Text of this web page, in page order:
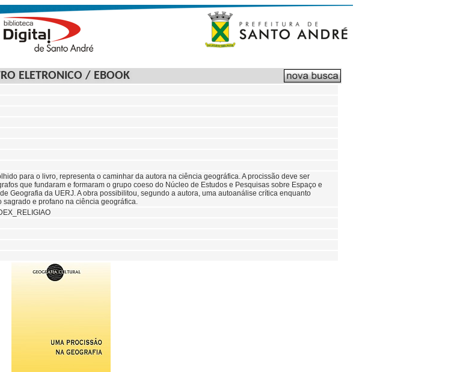
ELETRONICO / EBOOK
para o livro, representa o caminhar da autora na ciência geográfica. A procissão deve ser
que fundaram e formaram o grupo coeso do Núcleo de Estudos e Pesquisas sobre Espaço e
Geografia da UERJ. A obra possibilitou, segundo a autora, uma autoanálise crítica enquanto
e profano na ciência geográfica.